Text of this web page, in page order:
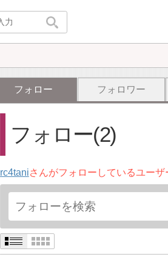
フォロー フォロワー
フォロー(2)
rc4taniさんがフォローしているユーザ